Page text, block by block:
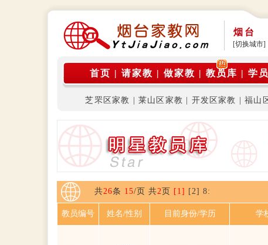
烟台
[切换城市]
首页 | 请家教 | 做家教 | 教员库 | 学
芝罘区家教 莱山区家教 开发区家教 |福山
共26条 15/页 共2页 [1] [2] 8:
教员编号 姓名/性别 目前身份/学历 学